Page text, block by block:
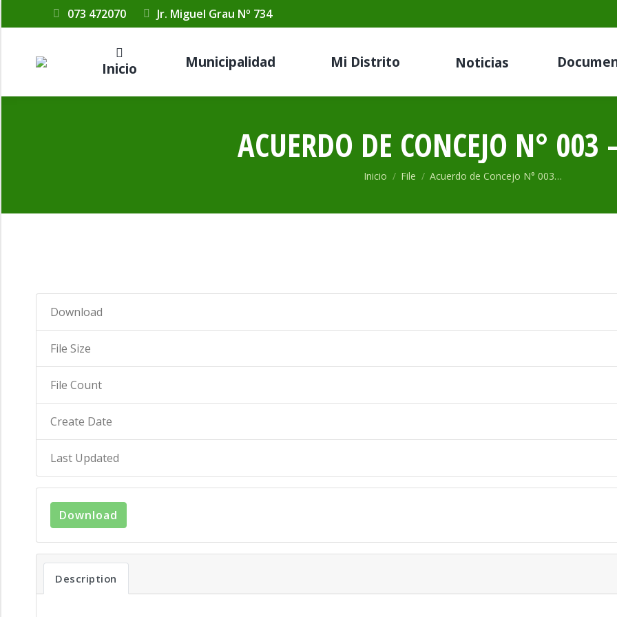
073 472070 Jr. Miguel Grau Nº 734
Inicio Municipalidad Mi Distrito Noticias
ACUERDO DE CONCEJO N° 003
Estás aquí:
Inicio File Acuerdo de Concejo N° 003…
Download
File Size
File Count
Create Date
Last Updated
Download
Description